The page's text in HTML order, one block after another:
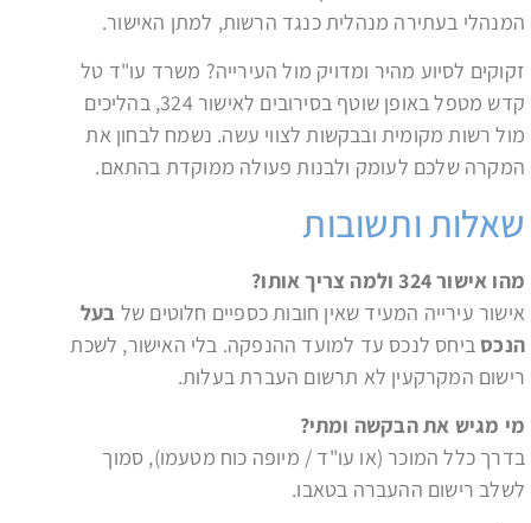
המנהלי בעתירה מנהלית כנגד הרשות, למתן האישור.
זקוקים לסיוע מהיר ומדויק מול העירייה? משרד עו"ד טל
קדש מטפל באופן שוטף בסירובים לאישור 324, בהליכים
מול רשות מקומית ובבקשות לצווי עשה. נשמח לבחון את
המקרה שלכם לעומק ולבנות פעולה ממוקדת בהתאם.
שאלות ותשובות
מהו אישור 324 ולמה צריך אותו
?
אישור עירייה המעיד שאין חובות כספיים חלוטים של בעל
הנכסביחס לנכס עד למועד ההנפקה. בלי האישור, לשכת
רישום המקרקעין לא תרשום העברת בעלות.
מי מגיש את הבקשה ומתי?
בדרך כלל המוכר (או עו"ד / מיופה כוח מטעמו), סמוך
לשלב רישום ההעברה בטאבו.